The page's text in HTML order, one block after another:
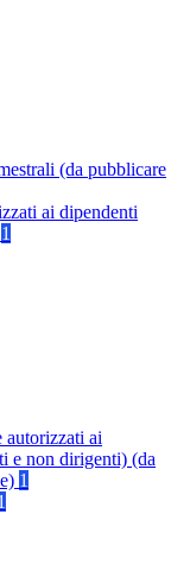
(da pubblicare
ai dipendenti
1
ai
e non dirigenti) (da
1